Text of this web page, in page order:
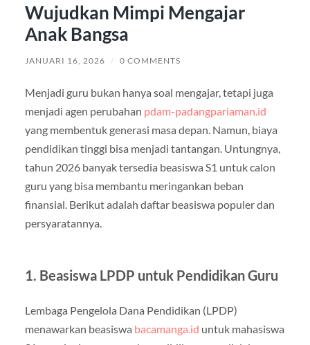
Wujudkan Mimpi Mengajar
Anak Bangsa
JANUARI 16, 2026 / 0 COMMENTS
Menjadi guru bukan hanya soal mengajar, tetapi juga
menjadi agen perubahan pdam-padangpariaman.id
yang membentuk generasi masa depan. Namun, biaya
pendidikan tinggi bisa menjadi tantangan. Untungnya,
tahun 2026 banyak tersedia beasiswa S1 untuk calon
guru yang bisa membantu meringankan beban
finansial. Berikut adalah daftar beasiswa populer dan
persyaratannya.
1. Beasiswa LPDP untuk Pendidikan Guru
Lembaga Pengelola Dana Pendidikan (LPDP)
menawarkan beasiswa bacamanga.id untuk mahasiswa